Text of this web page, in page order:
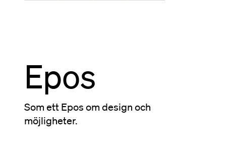
Epos
Som ett Epos om design och
möjligheter.